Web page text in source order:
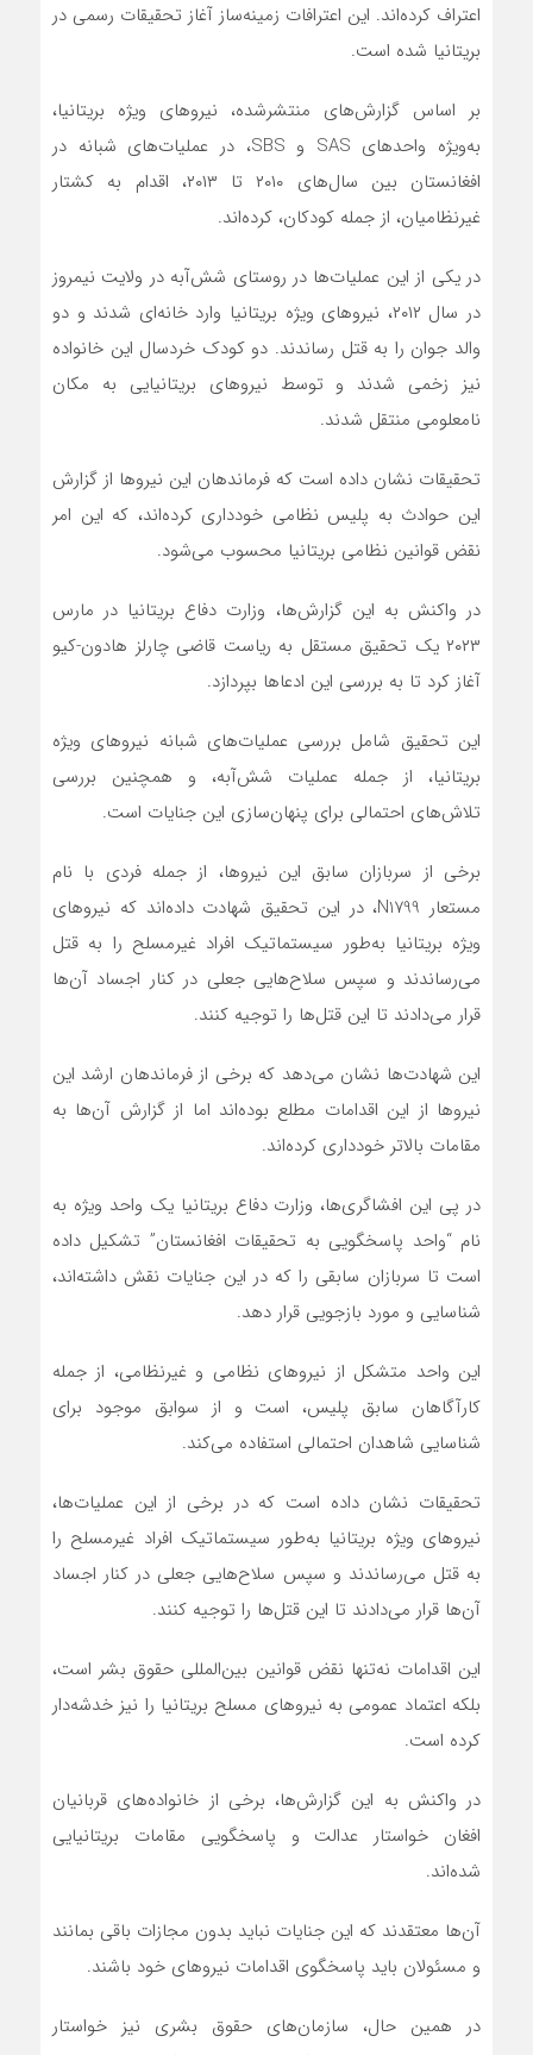
اعتراف کرده‌اند. این اعترافات زمینه‌ساز آغاز تحقیقات رسمی در
بریتانیا شده است.
بر اساس گزارش‌های منتشرشده، نیروهای ویژه بریتانیا،
به‌ویژه واحدهای SAS و SBS، در عملیات‌های شبانه در
افغانستان بین سال‌های ۲۰۱۰ تا ۲۰۱۳، اقدام به کشتار
غیرنظامیان، از جمله کودکان، کرده‌اند.
در یکی از این عملیات‌ها در روستای شش‌آبه در ولایت نیمروز
در سال ۲۰۱۲، نیروهای ویژه بریتانیا وارد خانه‌ای شدند و دو
والد جوان را به قتل رساندند. دو کودک خردسال این خانواده
نیز زخمی شدند و توسط نیروهای بریتانیایی به مکان
نامعلومی منتقل شدند.
تحقیقات نشان داده است که فرماندهان این نیروها از گزارش
این حوادث به پلیس نظامی خودداری کرده‌اند، که این امر
نقض قوانین نظامی بریتانیا محسوب می‌شود.
در واکنش به این گزارش‌ها، وزارت دفاع بریتانیا در مارس
۲۰۲۳ یک تحقیق مستقل به ریاست قاضی چارلز هادون-کیو
آغاز کرد تا به بررسی این ادعاها بپردازد.
این تحقیق شامل بررسی عملیات‌های شبانه نیروهای ویژه
بریتانیا، از جمله عملیات شش‌آبه، و همچنین بررسی
تلاش‌های احتمالی برای پنهان‌سازی این جنایات است.
برخی از سربازان سابق این نیروها، از جمله فردی با نام
مستعار N1799، در این تحقیق شهادت داده‌اند که نیروهای
ویژه بریتانیا به‌طور سیستماتیک افراد غیرمسلح را به قتل
می‌رساندند و سپس سلاح‌هایی جعلی در کنار اجساد آن‌ها
قرار می‌دادند تا این قتل‌ها را توجیه کنند.
این شهادت‌ها نشان می‌دهد که برخی از فرماندهان ارشد این
نیروها از این اقدامات مطلع بوده‌اند اما از گزارش آن‌ها به
مقامات بالاتر خودداری کرده‌اند.
در پی این افشاگری‌ها، وزارت دفاع بریتانیا یک واحد ویژه به
نام “واحد پاسخگویی به تحقیقات افغانستان” تشکیل داده
است تا سربازان سابقی را که در این جنایات نقش داشته‌اند،
شناسایی و مورد بازجویی قرار دهد.
این واحد متشکل از نیروهای نظامی و غیرنظامی، از جمله
کارآگاهان سابق پلیس، است و از سوابق موجود برای
شناسایی شاهدان احتمالی استفاده می‌کند.
تحقیقات نشان داده است که در برخی از این عملیات‌ها،
نیروهای ویژه بریتانیا به‌طور سیستماتیک افراد غیرمسلح را
به قتل می‌رساندند و سپس سلاح‌هایی جعلی در کنار اجساد
آن‌ها قرار می‌دادند تا این قتل‌ها را توجیه کنند.
این اقدامات نه‌تنها نقض قوانین بین‌المللی حقوق بشر است،
بلکه اعتماد عمومی به نیروهای مسلح بریتانیا را نیز خدشه‌دار
کرده است.
در واکنش به این گزارش‌ها، برخی از خانواده‌های قربانیان
افغان خواستار عدالت و پاسخگویی مقامات بریتانیایی
شده‌اند.
آن‌ها معتقدند که این جنایات نباید بدون مجازات باقی بمانند
و مسئولان باید پاسخگوی اقدامات نیروهای خود باشند.
در همین حال، سازمان‌های حقوق بشری نیز خواستار